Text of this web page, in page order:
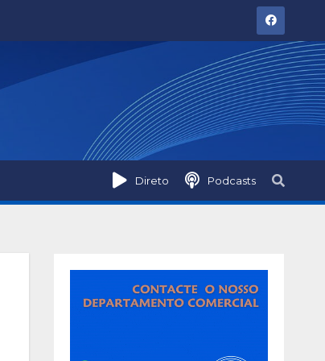
Direto Podcasts